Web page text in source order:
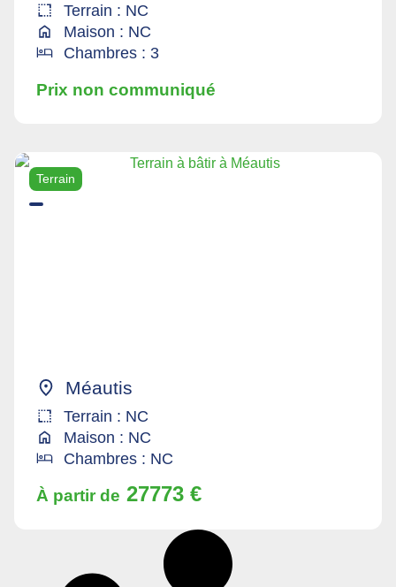
Terrain : NC
Maison : NC
Chambres : 3
Prix non communiqué
Terrain
Méautis
Terrain : NC
Maison : NC
Chambres : NC
À partir de 27773 €